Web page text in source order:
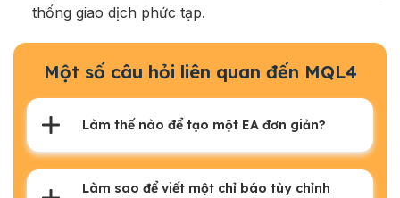
thống giao dịch phức tạp.
Một số câu hỏi liên quan đến MQL4
Làm thế nào để tạo một EA đơn giản?
Làm sao để viết một chỉ báo tùy chỉnh